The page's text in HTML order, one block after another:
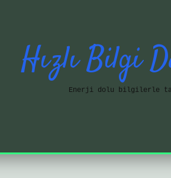
Hızlı Bilgi
Enerji dolu bilgilerle
https://